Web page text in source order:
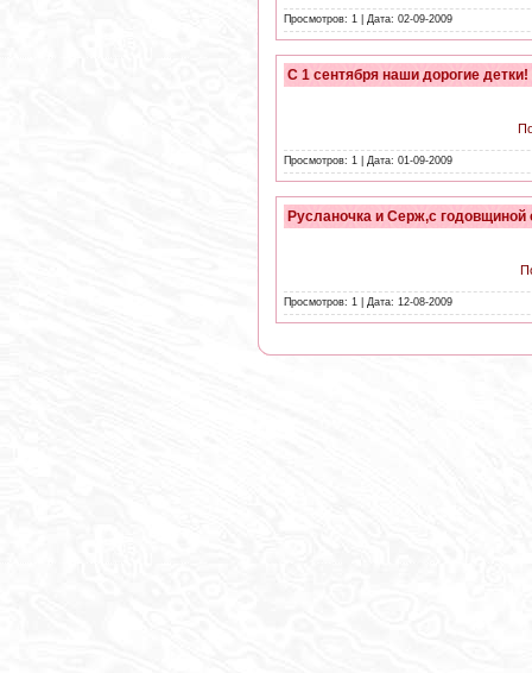
Просмотров: 1 | Дата: 02-09-2009
C 1 сентября наши дорогие
Просмотров: 1 | Дата: 01-09-2009
Русланочка и Серж,с
Просмотров: 1 | Дата: 12-08-2009